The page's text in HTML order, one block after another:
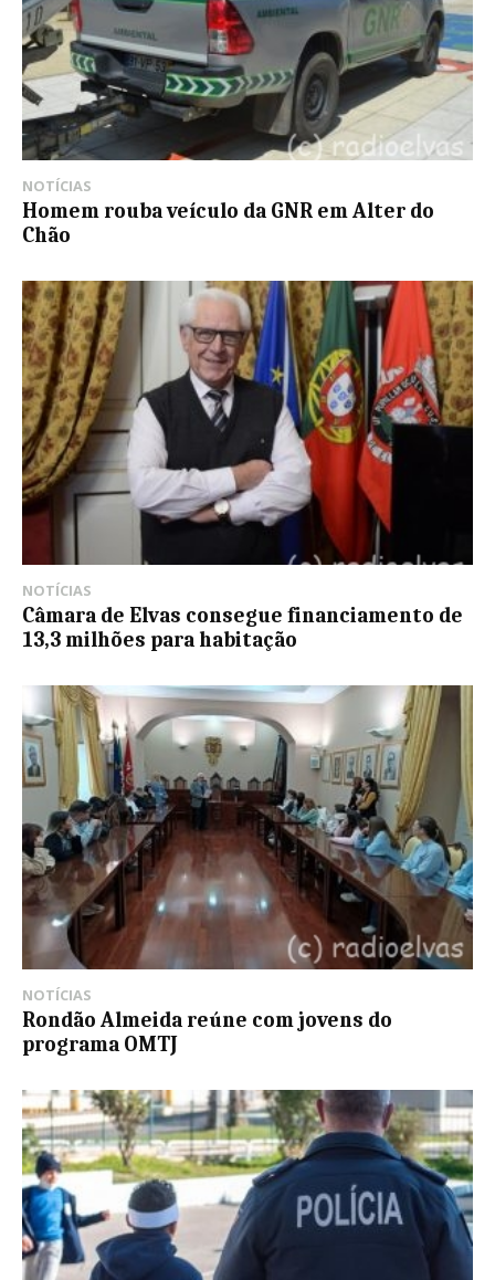
NOTÍCIAS
Homem rouba veículo da GNR em Alter do
Chão
NOTÍCIAS
Câmara de Elvas consegue financiamento de
13,3 milhões para habitação
NOTÍCIAS
Rondão Almeida reúne com jovens do
programa OMTJ